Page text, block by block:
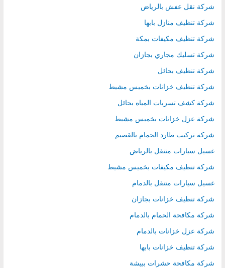
r
:
شركة نقل عفش بالرياض
شركة تنظيف منازل بابها
شركة تنظيف مكيفات بمكة
شركة تسليك مجاري بجازان
شركة تنظيف بحائل
شركة تنظيف خزانات بخميس مشيط
شركة كشف تسربات المياه بحائل
شركة عزل خزانات بخميس مشيط
شركة تركيب طارد الحمام بالقصيم
غسيل سيارات متنقل بالرياض
شركة تنظيف مكيفات بخميس مشيط
غسيل سيارات متنقل بالدمام
شركة تنظيف خزانات بجازان
شركة مكافحة الحمام بالدمام
شركة عزل خزانات بالدمام
شركة تنظيف خزانات بابها
شركة مكافحة حشرات ببيشة